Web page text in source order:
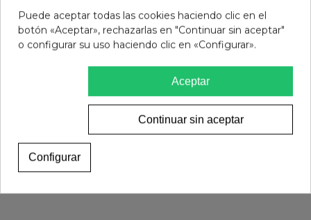
Ver más
CUMLAUDE LAB:
GYNELAUDE HIGIENE
INTIMA DIARIA GEL 1
ENVASE 500 ML
12,95 €
Añadir al carrito
Puede aceptar todas las cookies haciendo clic en el
botón «Aceptar», rechazarlas en "Continuar sin aceptar"
o configurar su uso haciendo clic en «Configurar».
Aceptar
Continuar sin aceptar
Configurar